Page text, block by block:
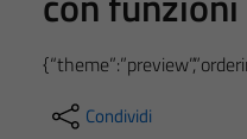
Condividi